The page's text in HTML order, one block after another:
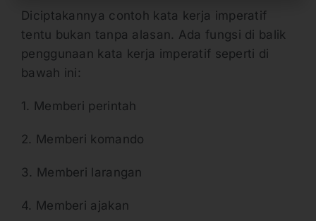
Diciptakannya contoh kata kerja imperatif
tentu bukan tanpa alasan. Ada fungsi di balik
penggunaan kata kerja imperatif seperti di
bawah ini:
1. Memberi perintah
2. Memberi komando
3. Memberi larangan
4. Memberi ajakan